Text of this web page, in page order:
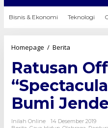
Bisnis & Ekonomi Teknologi
Homepage / Berita
Ikuti
Bombara
2
"Spectacular
Adventure"
Tembus
Batas
Ratusan
Bumi
Inilah Online
14 Desember 2019